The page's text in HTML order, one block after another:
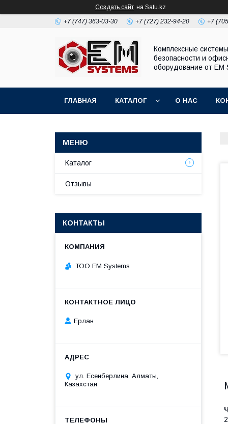
Создать сайт на Satu.kz
+7 (747) 363-03-30 +7 (727) 232-94-20 +7
Комплексные системы
безопасности и
оборудование от EM
ГЛАВНАЯ КАТАЛОГ О НАС
Каталог
Отзывы
КОНТАКТЫ
ТОО EM Systems
Ерлан
ул. Есенберлина, Алматы,
Казахстан